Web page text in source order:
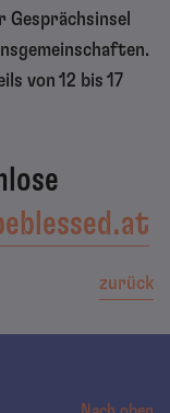
Gesprächsinsel
von 12 bis 17
zurück